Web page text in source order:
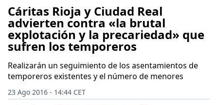
Cáritas Rioja y Ciudad Real
advierten contra «la brutal
explotación y la precariedad» que
sufren los temporeros
Realizarán un seguimiento de los asentamientos de
temporeros existentes y el número de menores
23 Ago 2016 - 14:44 CET